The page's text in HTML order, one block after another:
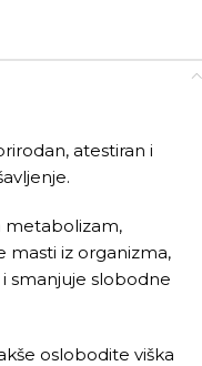
atestiran i
metabolizam,
masti iz organizma,
smanjuje slobodne
oslobodite viška